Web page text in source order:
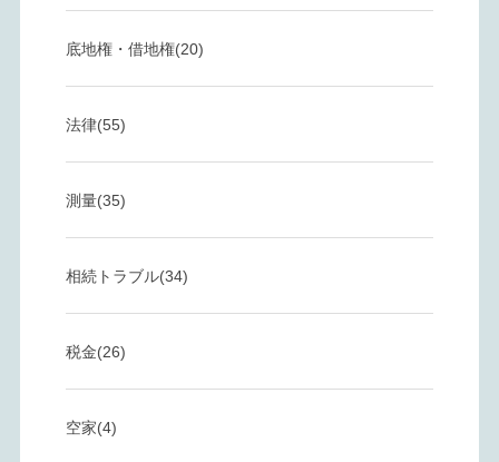
底地権・借地権(20)
法律(55)
測量(35)
相続トラブル(34)
税金(26)
空家(4)